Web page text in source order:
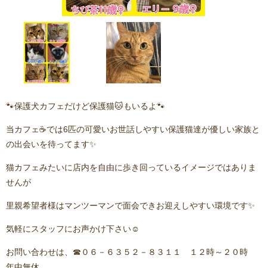
🐾保護犬カフェだけど保護猫🐱もいるよ🐾
当カフェ☕️では6匹の可愛いお世話しやすい保護猫達が優しい家族と
の出会いを待ってます✨
猫カフェみたいに店内を自由に歩き回っているイメージではありま
せんが
里親希望者様はマンツーマンで面会できお迎えしやすい環境です✨
気軽にスタッフにお声かけ下さい☺️
お問い合わせは、☎０６－６３５２－８３１１ １２時～２０時